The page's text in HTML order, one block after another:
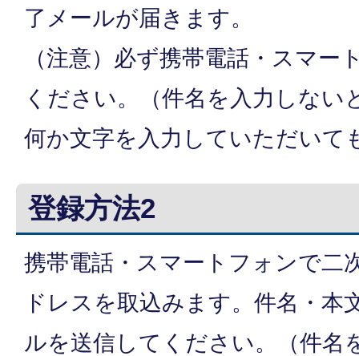
了メールが届きます。
（注意）必ず携帯電話・スマー
ください。（件名を入力しない
何か文字を入力していただいて
登録方法2
携帯電話・スマートフォンで二
ドレスを取込みます。件名・本
ルを送信してください。（件名